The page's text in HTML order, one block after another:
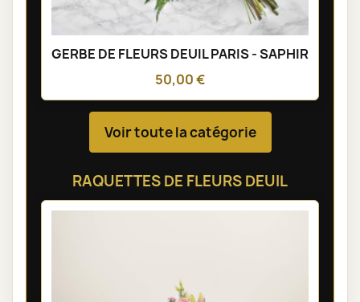
GERBE DE FLEURS DEUIL PARIS - SAPHIR
50,00 €
Voir toute la catégorie
RAQUETTES DE FLEURS DEUIL